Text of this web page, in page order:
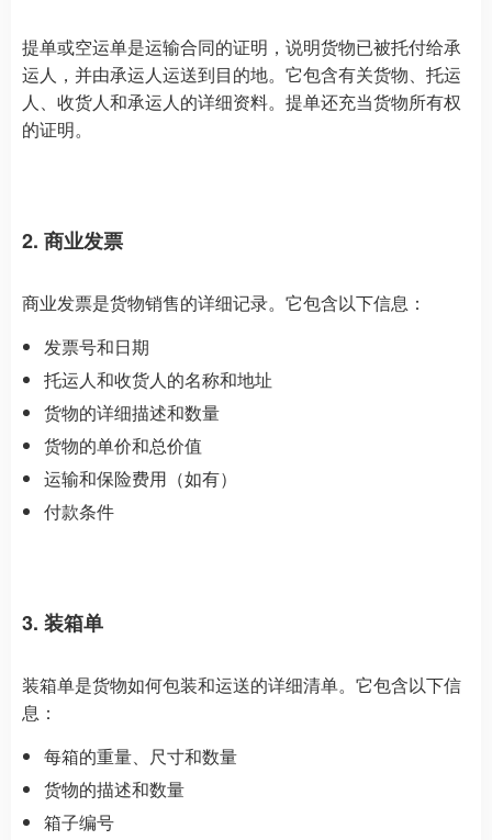
提单或空运单是运输合同的证明，说明货物已被托付给承
运人，并由承运人运送到目的地。它包含有关货物、托运
人、收货人和承运人的详细资料。提单还充当货物所有权
的证明。
2. 商业发票
商业发票是货物销售的详细记录。它包含以下信息：
发票号和日期
托运人和收货人的名称和地址
货物的详细描述和数量
货物的单价和总价值
运输和保险费用（如有）
付款条件
3. 装箱单
装箱单是货物如何包装和运送的详细清单。它包含以下信
息：
每箱的重量、尺寸和数量
货物的描述和数量
箱子编号